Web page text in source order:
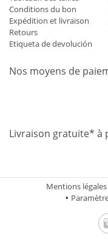
Conditions du bon
Expédition et livraison
Retours
Etiqueta de devolución
Nos moyens de
Livraison gratuite* à
Mentions légales